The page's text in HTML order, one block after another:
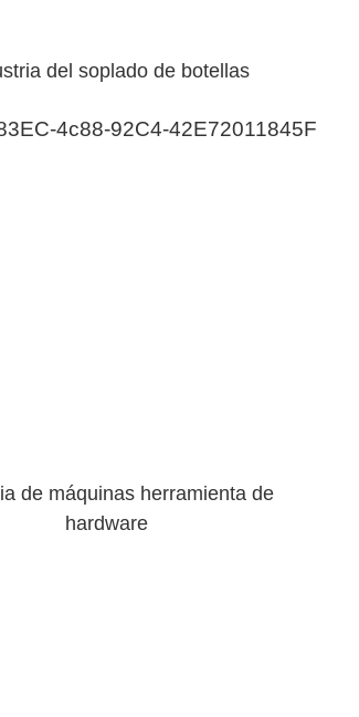
del soplado de botellas
de máquinas herramienta de
hardware